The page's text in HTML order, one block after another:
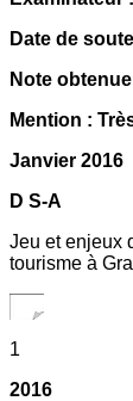
Date de
Note
Mention :
Janvier 2016
D S-A
Jeu et enjeux
tourisme à
1
2016